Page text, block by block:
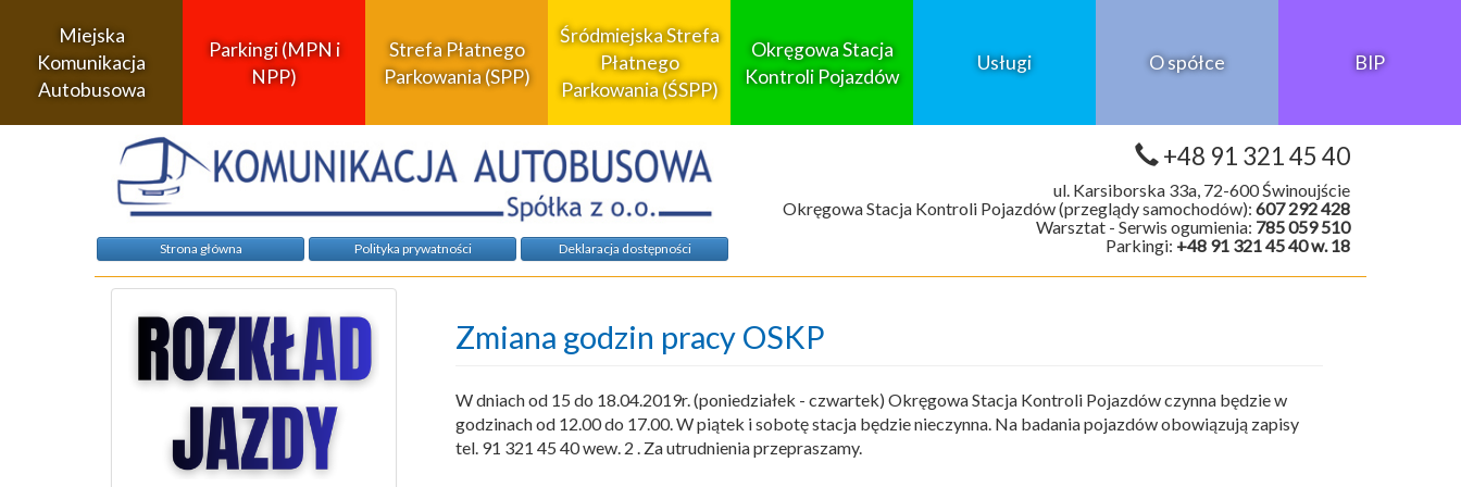
Miejska
Komunikacja
Autobusowa
Parkingi (MPN i
NPP)
Strefa Płatnego
Parkowania (SPP)
Śródmiejska Strefa
Płatnego
Parkowania (ŚSPP)
Okręgowa Stacja
Kontroli Pojazdów
Usługi O spółce BIP
Strona główna Polityka prywatności Deklaracja dostępności
+48 91 321 45 40
ul. Karsiborska 33a, 72-600 Świnoujście
Okręgowa Stacja Kontroli Pojazdów (przeglądy samochodów): 607 292 428
Warsztat - Serwis ogumienia: 785 059 510
Parkingi: +48 91 321 45 40 w. 18
Zmiana godzin pracy OSKP
W dniach od 15 do 18.04.2019r. (poniedziałek - czwartek) Okręgowa Stacja Kontroli Pojazdów czynna będzie w
godzinach od 12.00 do 17.00. W piątek i sobotę stacja będzie nieczynna. Na badania pojazdów obowiązują zapisy
tel. 91 321 45 40 wew. 2 . Za utrudnienia przepraszamy.